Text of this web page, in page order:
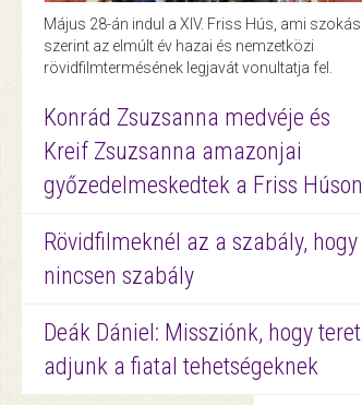
Május 28-án indul a XIV. Friss Hús, ami szokás
szerint az elmúlt év hazai és nemzetközi
rövidfilmtermésének legjavát vonultatja fel.
Konrád Zsuzsanna medvéje és
Kreif Zsuzsanna amazonjai
győzedelmeskedtek a Friss Húson
Rövidfilmeknél az a szabály, hogy
nincsen szabály
Deák Dániel: Missziónk, hogy teret
adjunk a fiatal tehetségeknek